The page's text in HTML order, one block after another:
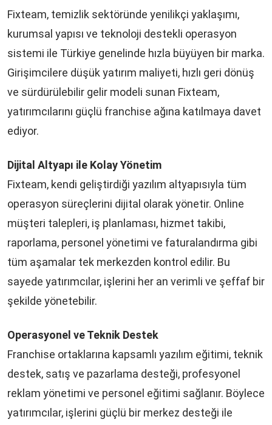
Fixteam, temizlik sektöründe yenilikçi yaklaşımı,
kurumsal yapısı ve teknoloji destekli operasyon
sistemi ile Türkiye genelinde hızla büyüyen bir marka.
Girişimcilere düşük yatırım maliyeti, hızlı geri dönüş
ve sürdürülebilir gelir modeli sunan Fixteam,
yatırımcılarını güçlü franchise ağına katılmaya davet
ediyor.
Dijital Altyapı ile Kolay Yönetim
Fixteam, kendi geliştirdiği yazılım altyapısıyla tüm
operasyon süreçlerini dijital olarak yönetir. Online
müşteri talepleri, iş planlaması, hizmet takibi,
raporlama, personel yönetimi ve faturalandırma gibi
tüm aşamalar tek merkezden kontrol edilir. Bu
sayede yatırımcılar, işlerini her an verimli ve şeffaf bir
şekilde yönetebilir.
Operasyonel ve Teknik Destek
Franchise ortaklarına kapsamlı yazılım eğitimi, teknik
destek, satış ve pazarlama desteği, profesyonel
reklam yönetimi ve personel eğitimi sağlanır. Böylece
yatırımcılar, işlerini güçlü bir merkez desteği ile